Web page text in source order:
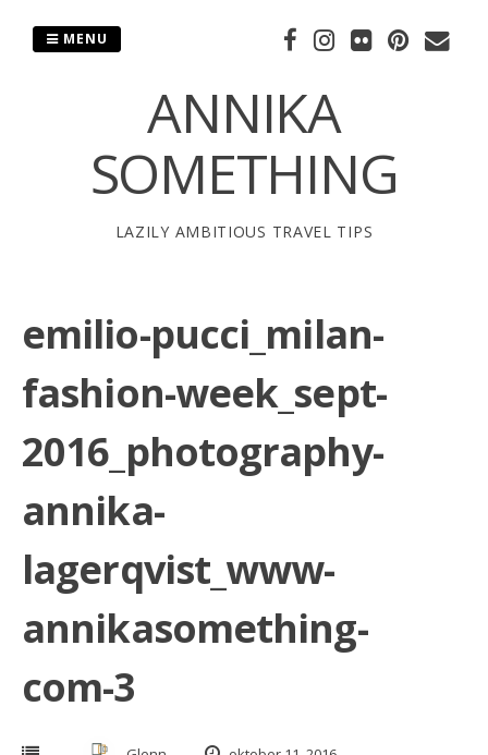
ANNIKA
SOMETHING
LAZILY AMBITIOUS TRAVEL TIPS
MENU
emilio-pucci_milan-
fashion-week_sept-
2016_photography-
annika-
lagerqvist_www-
annikasomething-
com-3